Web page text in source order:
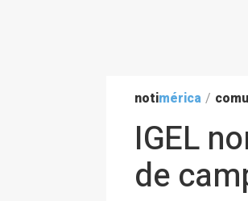
notimérica /
IGEL
de